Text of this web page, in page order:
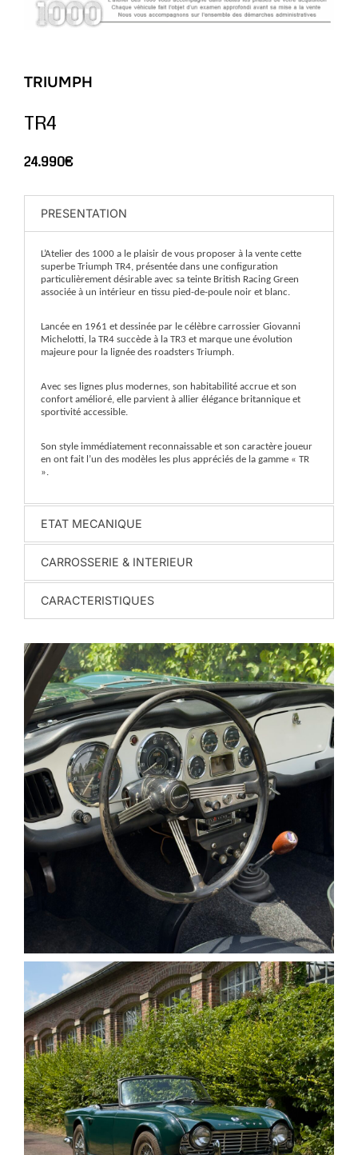
TRIUMPH
TR4
24.990€
PRESENTATION
L’Atelier des 1000 a le plaisir de vous proposer à la vente cette
superbe Triumph TR4, présentée dans une configuration
particulièrement désirable avec sa teinte British Racing Green
associée à un intérieur en tissu pied-de-poule noir et blanc.
Lancée en 1961 et dessinée par le célèbre carrossier Giovanni
Michelotti, la TR4 succède à la TR3 et marque une évolution
majeure pour la lignée des roadsters Triumph.
Avec ses lignes plus modernes, son habitabilité accrue et son
confort amélioré, elle parvient à allier élégance britannique et
sportivité accessible.
Son style immédiatement reconnaissable et son caractère joueur
en ont fait l’un des modèles les plus appréciés de la gamme « TR
».
ETAT MECANIQUE
CARROSSERIE & INTERIEUR
CARACTERISTIQUES